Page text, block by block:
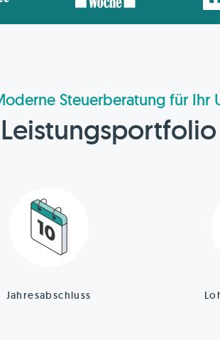
Steuerberatung für Ihr
Jahresabschluss